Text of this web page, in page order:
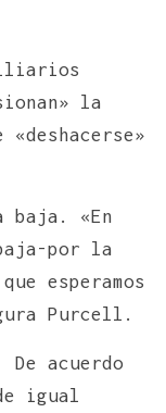
la
baja. «En
por la
esperamos
Purcell.
acuerdo
igual